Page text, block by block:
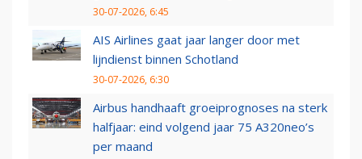
30-07-2026, 6:45
AIS Airlines gaat jaar langer door met
lijndienst binnen Schotland
30-07-2026, 6:30
Airbus handhaaft groeiprognoses na sterk
halfjaar: eind volgend jaar 75 A320neo’s
per maand